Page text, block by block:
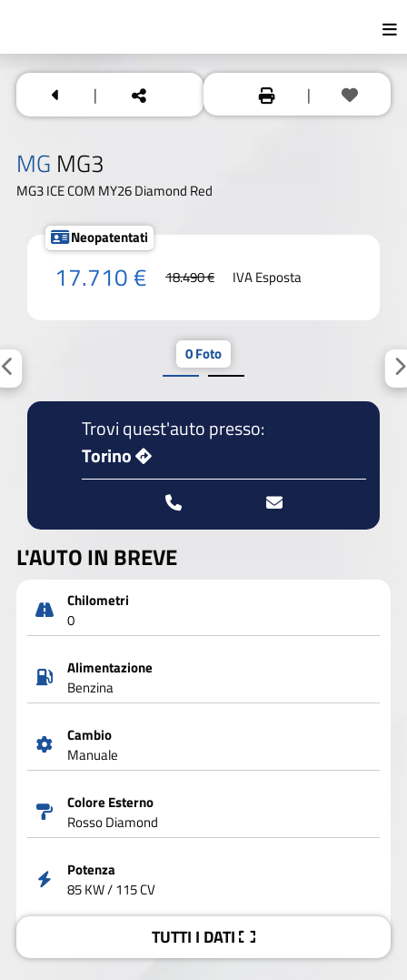
| |
MG MG3
MG3 ICE COM MY26 Diamond Red
Neopatentati
17.710 € 18.490 € IVA Esposta
0 Foto
Trovi quest'auto presso:
Torino
L'AUTO IN BREVE
Chilometri
0
Alimentazione
Benzina
Cambio
Manuale
Colore Esterno
Rosso Diamond
Potenza
85 KW / 115 CV
TUTTI I DATI